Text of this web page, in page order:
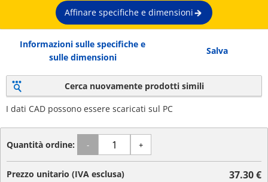
Affinare specifiche e dimensioni
Informazioni sulle specifiche e
sulle dimensioni
Salva
Cerca nuovamente prodotti simili
I dati CAD possono essere scaricati sul PC
Quantità ordine: - +
Prezzo unitario (IVA esclusa) 37.30 €